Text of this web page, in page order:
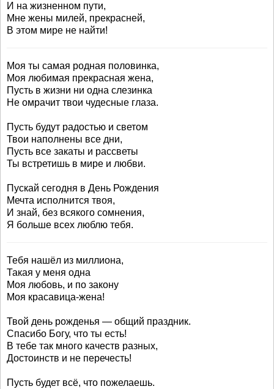
И на жизненном пути,
Мне жены милей, прекрасней,
В этом мире не найти!
Моя ты самая родная половинка,
Моя любимая прекрасная жена,
Пусть в жизни ни одна слезинка
Не омрачит твои чудесные глаза.
Пусть будут радостью и светом
Твои наполнены все дни,
Пусть все закаты и рассветы
Ты встретишь в мире и любви.
Пускай сегодня в День Рождения
Мечта исполнится твоя,
И знай, без всякого сомнения,
Я больше всех люблю тебя.
Тебя нашёл из миллиона,
Такая у меня одна
Моя любовь, и по закону
Моя красавица-жена!
Твой день рожденья — общий праздник.
Спасибо Богу, что ты есть!
В тебе так много качеств разных,
Достоинств и не перечесть!
Пусть будет всё, что пожелаешь.